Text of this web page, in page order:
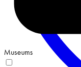
Museums